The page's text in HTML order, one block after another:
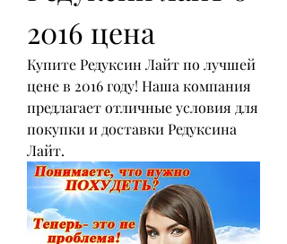
2016 цена
Купите Редуксин Лайт по лучшей
цене в 2016 году! Наша компания
предлагает отличные условия для
покупки и доставки Редуксина
Лайт.